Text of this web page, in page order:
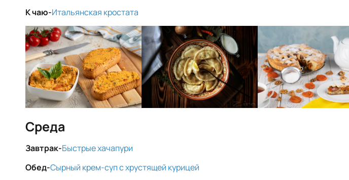
К чаю-Итальянская кростата
Среда
Завтрак-Быстрые хачапури
Обед-Сырный крем-суп с хрустящей курицей